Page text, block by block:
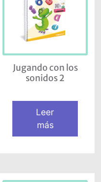
Jugando con los
sonidos 2
Leer
más